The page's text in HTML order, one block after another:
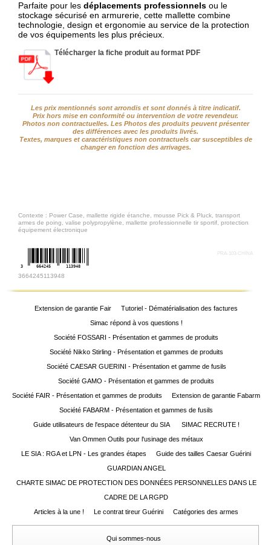
Parfaite pour les déplacements professionnels ou le
stockage sécurisé en armurerie, cette mallette combine
technologie, design et ergonomie au service de la protection
de vos équipements les plus précieux.
Télécharger la fiche produit au format PDF
Les prix mentionnés sont arrondis et sont donnés à titre indicatif.
Prix hors mise en conformité ou intervention de votre revendeur.
Photos non contractuelles. Les Photos des produits peuvent présenter
des différences avec les produits livrés.
Textes, marques et caractéristiques non contractuels car susceptibles de
changer en fonction des arrivages.
Contexte : Power Case, mallette rigide étanche, mousse Pick & Pluck, transport
armes de poing, valise polypropylène, mallette professionnelle tir sportif, protection
équipement électronique
PRA-103-CHINA
3 664245 113948
3664245113948
Extension de garantie Fair
Tutoriel - Dématérialisation des factures
Simac répond à vos questions !
Société FOSSARI - Présentation et gammes de produits
Société Nikko Stirling - Présentation et gammes de produits
Société CAESAR GUERINI - Présentation et gamme de fusils
Société GAMO - Présentation et gammes de produits
Société FAIR - Présentation et gammes de produits
Extension de garantie Fabarm
Société FABARM - Présentation et gammes de fusils
Guide utilisateurs de l'espace détenteur du SIA
SIMAC RECRUTE !
Van Ommen Outils pour l'usinage des métaux
LE SIA : RGA et LPN - Les grandes étapes
Guide des tailles Caesar Guérini
GUARDIAN ANGEL
CHARTE SIMAC DE PROTECTION DES DONNÉES PERSONNELLES DANS LE
CADRE DE LA RGPD
Articles à la une !
Le contrat tireur Guérini Catégories des armes
Qui sommes-nous